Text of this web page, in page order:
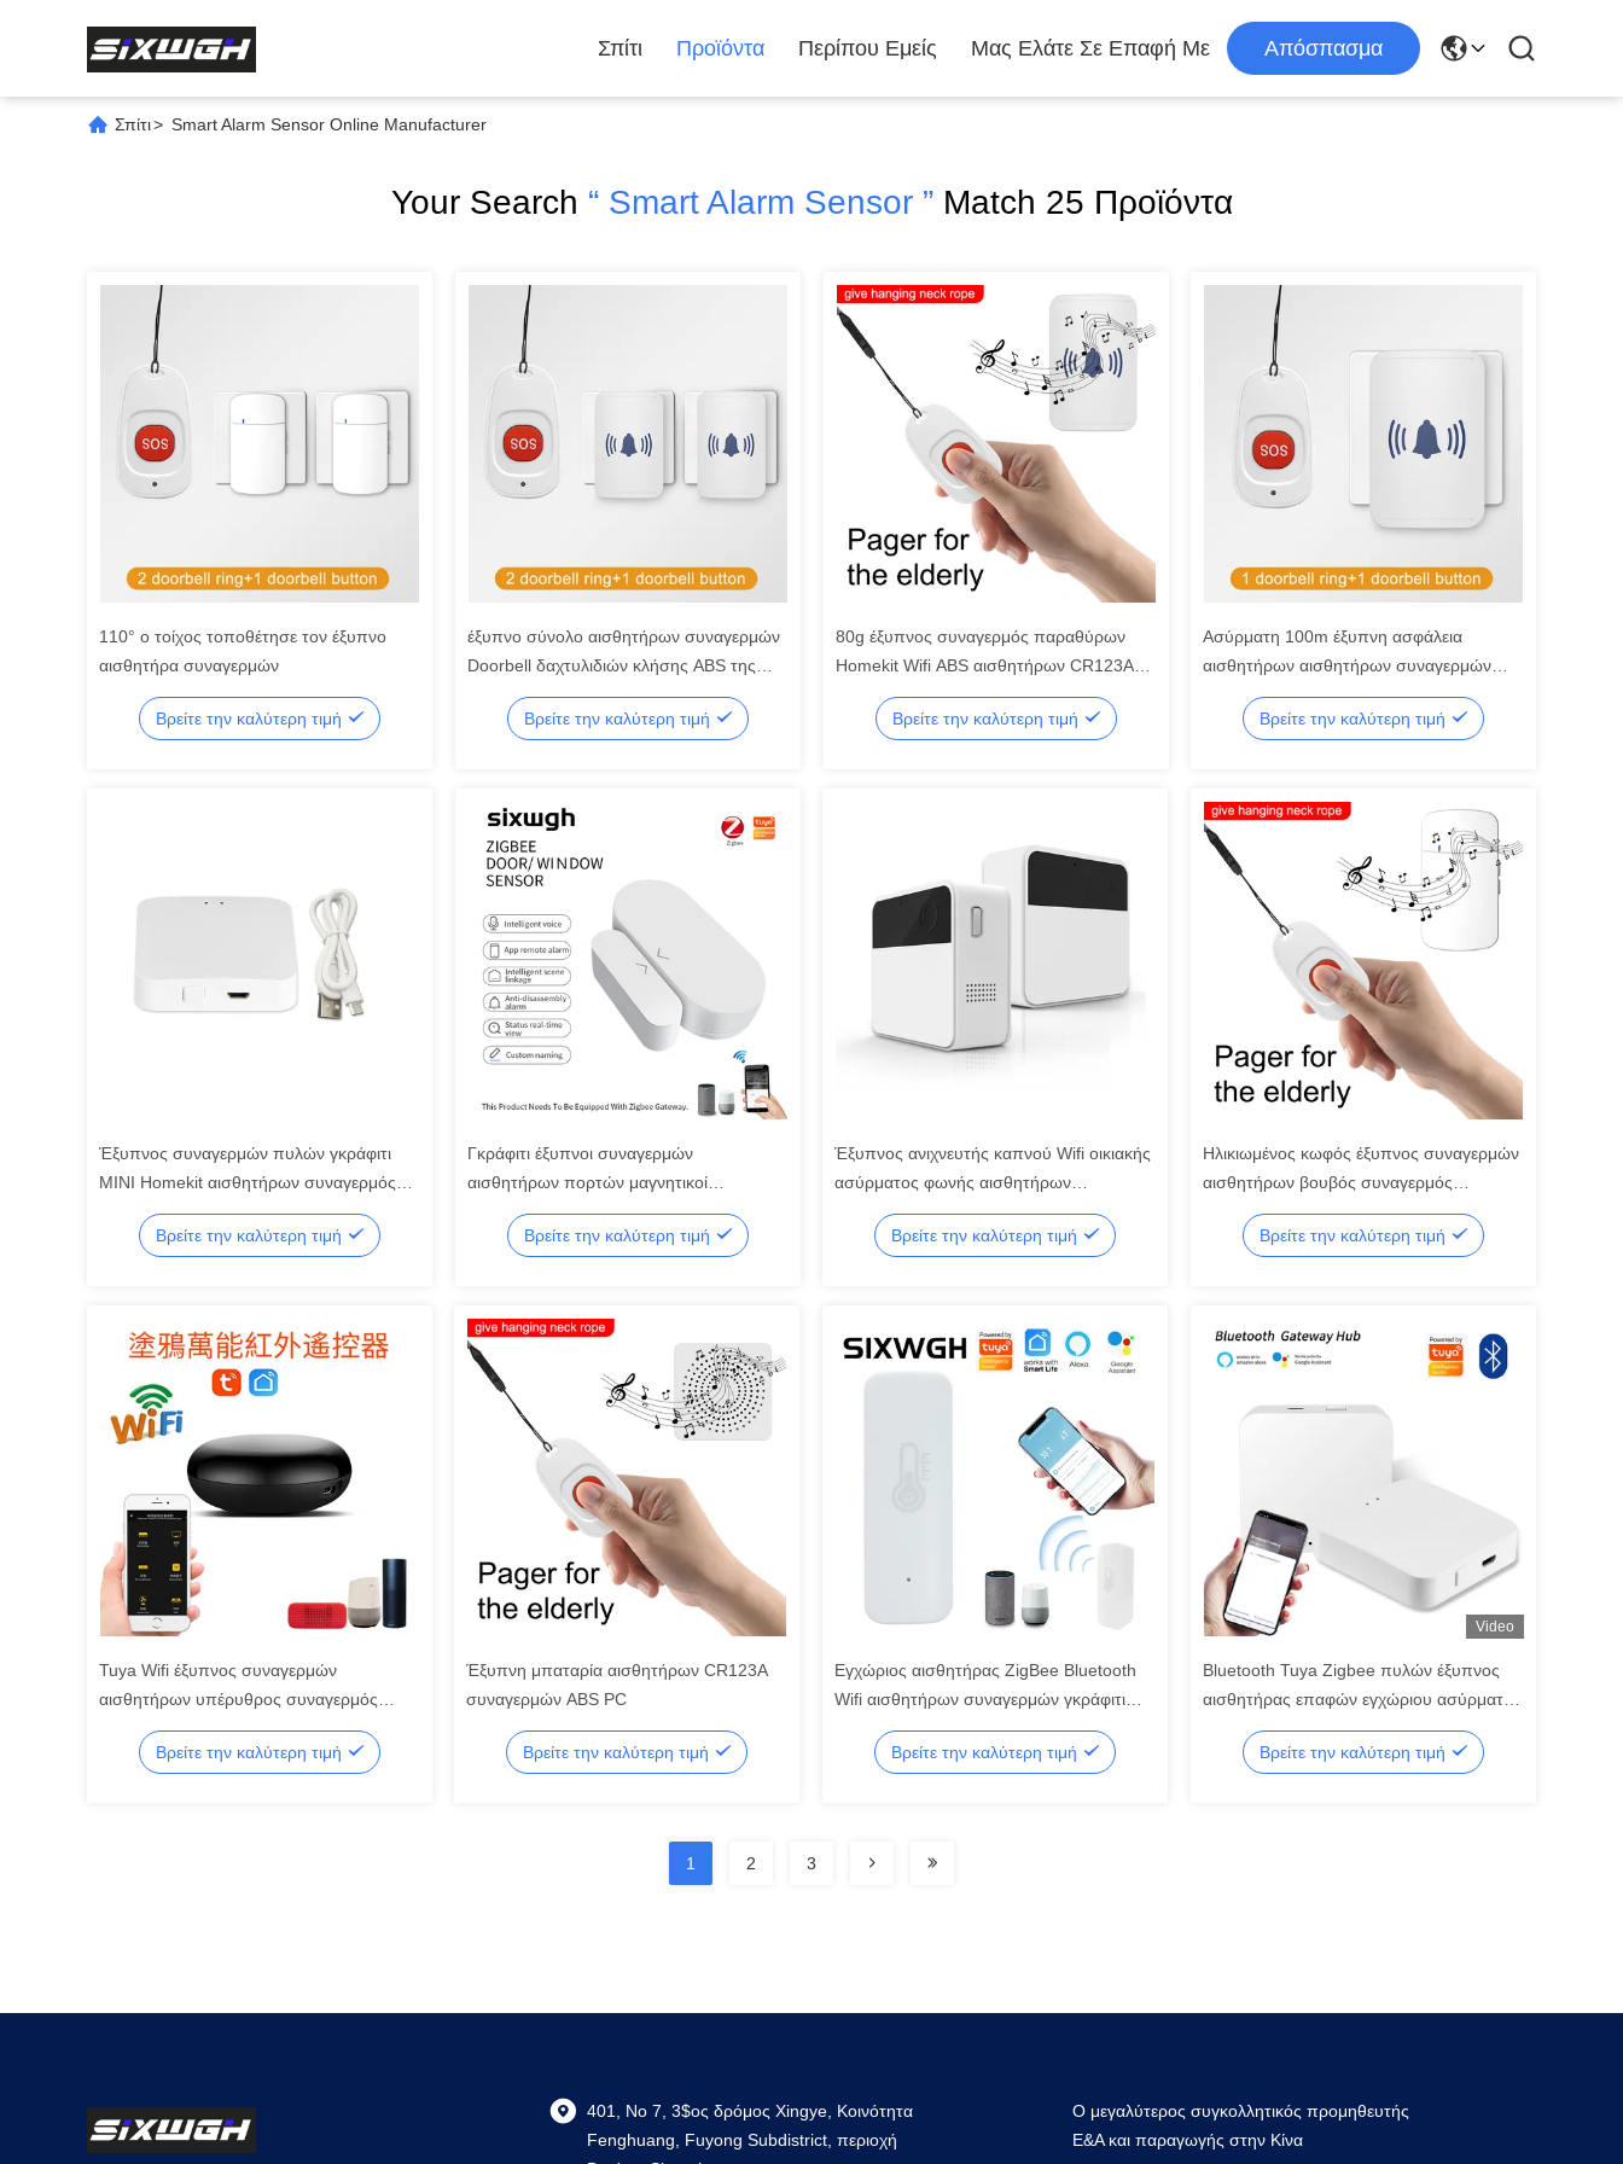
Σπίτι Προϊόντα Περίπου Εμείς Μας Ελάτε Σε Επαφή Με Απόσπασμα
Σπίτι> Smart Alarm Sensor Online Manufacturer
Your Search “ Smart Alarm Sensor ”Match 25 Προϊόντα
110° ο τοίχος τοποθέτησε τον έξυπνο
αισθητήρα συναγερμών
Βρείτε την καλύτερη τιμή
έξυπνο σύνολο αισθητήρων συναγερμών
Doorbell δαχτυλιδιών κλήσης ABS της
δεκαετίας του '30
Βρείτε την καλύτερη τιμή
80g έξυπνος συναγερμός παραθύρων
Homekit Wifi ABS αισθητήρων CR123A
συναγερμών
Βρείτε την καλύτερη τιμή
Ασύρματη 100m έξυπνη ασφάλεια
αισθητήρων αισθητήρων συναγερμών
που ελέγχει τον αισθητήρα συναγερμών
Zigbee
Βρείτε την καλύτερη τιμή
Έξυπνος συναγερμών πυλών γκράφιτι
ΜΙΝΙ Homekit αισθητήρων συναγερμός
πορτών εγχώριου ασύρματος ZigBee
Βρείτε την καλύτερη τιμή
Γκράφιτι έξυπνοι συναγερμών
αισθητήρων πορτών μαγνητικοί
αισθητήρες παραθύρων πορτών ZigBee
ευφυείς ασύρματοι
Βρείτε την καλύτερη τιμή
Έξυπνος ανιχνευτής καπνού Wifi οικιακής
ασύρματος φωνής αισθητήρων
συναγερμών Doorbell
Βρείτε την καλύτερη τιμή
Ηλικιωμένος κωφός έξυπνος συναγερμών
αισθητήρων βουβός συναγερμός
αισθητήρων κινήσεων κουμπιών έξυπνος
Βρείτε την καλύτερη τιμή
Tuya Wifi έξυπνος συναγερμών
αισθητήρων υπέρυθρος συναγερμός
αισθητήρων AI ευφυής υπέρυθρος
έξυπνοςΒρείτε την καλύτερη τιμή
Έξυπνη μπαταρία αισθητήρων CR123A
συναγερμών ABS PC
Βρείτε την καλύτερη τιμή
Εγχώριος αισθητήρας ZigBee Bluetooth
Wifi αισθητήρων συναγερμών γκράφιτι
έξυπνος
Βρείτε την καλύτερη τιμή
Video
Bluetooth Tuya Zigbee πυλών έξυπνος
αισθητήρας επαφών εγχώριου ασύρματος
ZigBee έξυπνος
Βρείτε την καλύτερη τιμή
1 2 3
401, Νο 7, 3$ος δρόμος Xingye, Κοινότητα
Fenghuang, Fuyong Subdistrict, περιοχή
Ο μεγαλύτερος συγκολλητικός προμηθευτής
Ε&Α και παραγωγής στην Κίνα